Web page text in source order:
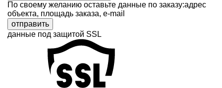
По своему желанию оставьте данные по заказу:адрес
объекта, площадь заказа, e-mail
отправить
данные под защитой SSL